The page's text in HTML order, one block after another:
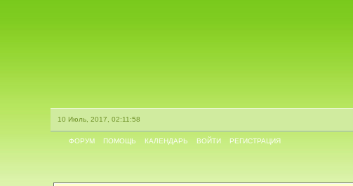
10 Июль, 2017, 02:11:58
ФОРУМ ПОМОЩЬ КАЛЕНДАРЬ ВОЙТИ РЕГИСТРАЦИЯ